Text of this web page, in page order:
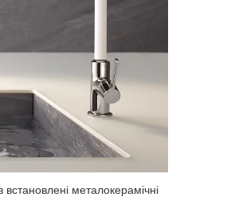
встановлені металокерамічні